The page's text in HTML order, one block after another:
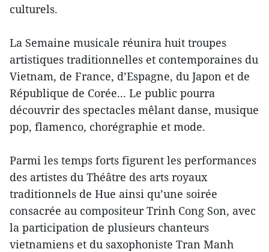
culturels.
La Semaine musicale réunira huit troupes
artistiques traditionnelles et contemporaines du
Vietnam, de France, d’Espagne, du Japon et de
République de Corée... Le public pourra
découvrir des spectacles mêlant danse, musique
pop, flamenco, chorégraphie et mode.
Parmi les temps forts figurent les performances
des artistes du Théâtre des arts royaux
traditionnels de Hue ainsi qu’une soirée
consacrée au compositeur Trinh Cong Son, avec
la participation de plusieurs chanteurs
vietnamiens et du saxophoniste Tran Manh